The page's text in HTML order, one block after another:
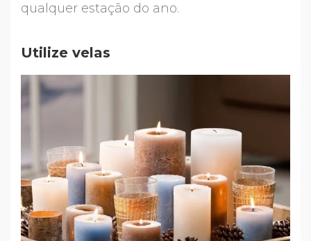
qualquer estação do ano.
Utilize velas